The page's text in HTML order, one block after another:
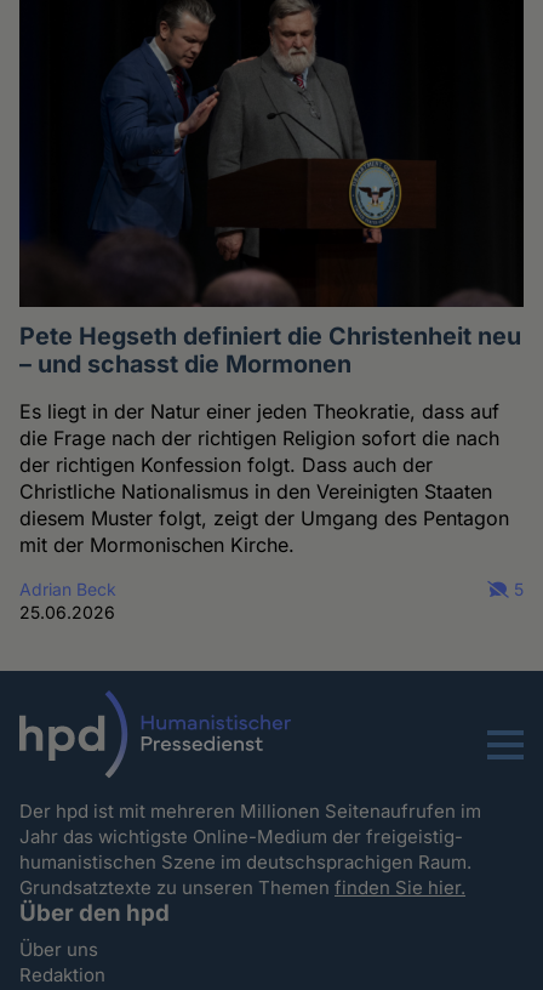
Pete Hegseth definiert die Christenheit neu
– und schasst die Mormonen
Es liegt in der Natur einer jeden Theokratie, dass auf
die Frage nach der richtigen Religion sofort die nach
der richtigen Konfession folgt. Dass auch der
Christliche Nationalismus in den Vereinigten Staaten
diesem Muster folgt, zeigt der Umgang des Pentagon
mit der Mormonischen Kirche.
Adrian Beck
25.06.2026
5
Menu
Der hpd ist mit mehreren Millionen Seitenaufrufen im
Jahr das wichtigste Online-Medium der freigeistig-
humanistischen Szene im deutschsprachigen Raum.
Grundsatztexte zu unseren Themenfinden Sie hier.
Über den hpd
Über uns
Redaktion